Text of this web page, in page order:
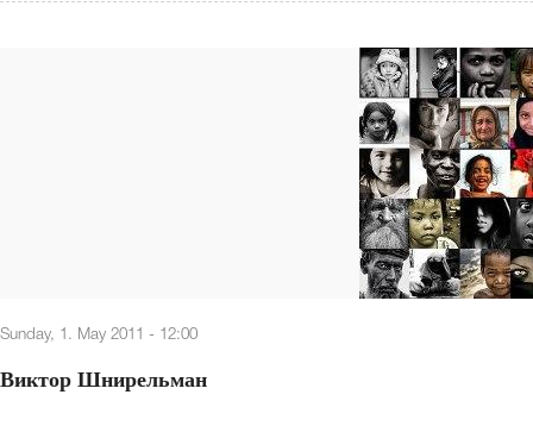
Sunday, 1. May 2011 - 12:00
Виктор Шнирельман